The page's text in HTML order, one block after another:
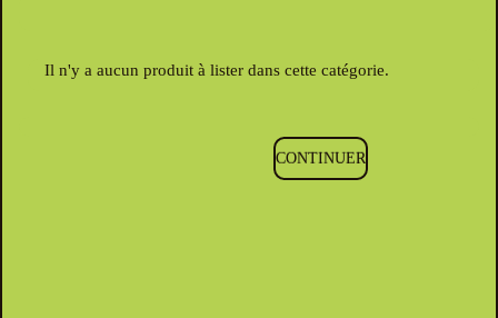
Il n'y a aucun produit à lister dans cette catégorie.
CONTINUER